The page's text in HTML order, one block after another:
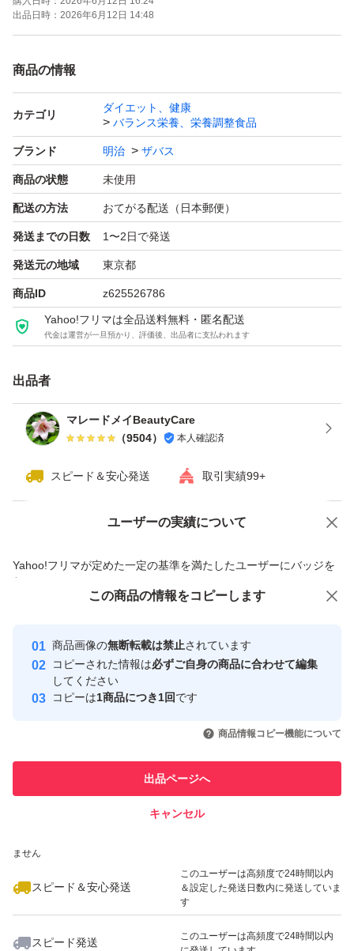
ストプライスで提供しております。
出品日時： 2026年6月12日 14:48
商品の情報
カテゴリ
ダイエット、健康
バランス栄養、栄養調整食品
ブランド 明治 ザバス
商品の状態 未使用
配送の方法 おてがる配送（日本郵便）
発送までの日数 1〜2日で発送
発送元の地域 東京都
商品ID z625526786
Yahoo!フリマは全品送料無料・匿名配送
代金は運営が一旦預かり、評価後、出品者に支払われます
出品者
マレードメイBeautyCare
（9504） 本人確認済
スピード＆安心発送 取引実績99+
ユーザーの実績について
Yahoo!フリマが定めた一定の基準を満たしたユーザーにバッジを
付与しています
安心取引出品者
心・安全なユーザーです
取引実績
引を完了させた実績があります
での取引実績があります
ません
スピード＆安心発送
このユーザーは高頻度で24時間以内
＆設定した発送日数内に発送していま
す
スピード発送
このユーザーは高頻度で24時間以内
価格の相談 商品への質問
この商品の情報をコピーします
商品画像の無断転載は禁止されています
コピーされた情報は必ずご自身の商品に合わせて編集
してください
コピーは1商品につき1回です
商品情報コピー機能について
出品ページへ
キャンセル
この商品をみている人にオススメ